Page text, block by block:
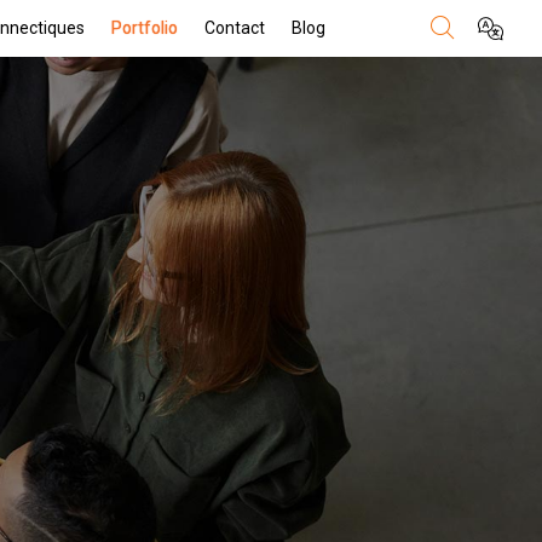
Portfolio Contact Blog